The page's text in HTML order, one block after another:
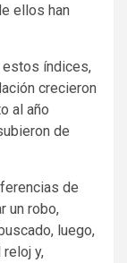
ellos han
estos índices,
crecieron
al año
de
de
un robo,
luego,
y,